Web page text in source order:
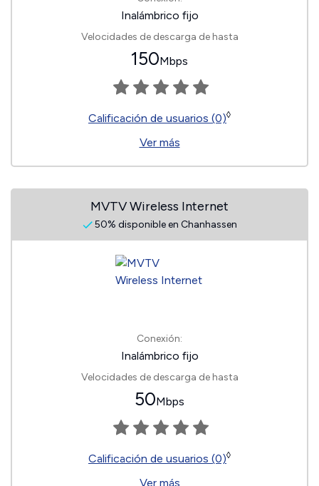
Inalámbrico fijo
Velocidades de descarga de hasta
150Mbps
Calificación de usuarios (0)◊
Ver más
MVTV Wireless Internet
50% disponible en Chanhassen
Conexión:
Inalámbrico fijo
Velocidades de descarga de hasta
50Mbps
Calificación de usuarios (0)◊
Ver más